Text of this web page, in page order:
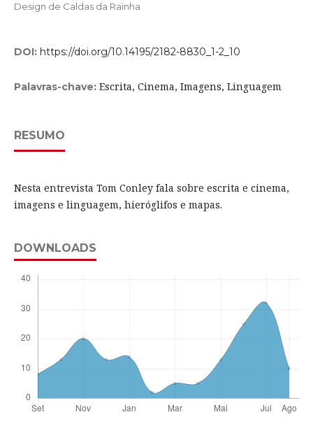
Design de Caldas da Rainha
DOI: https://doi.org/10.14195/2182-8830_1-2_10
Palavras-chave: Escrita, Cinema, Imagens, Linguagem
RESUMO
Nesta entrevista Tom Conley fala sobre escrita e cinema,
imagens e linguagem, hieróglifos e mapas.
DOWNLOADS